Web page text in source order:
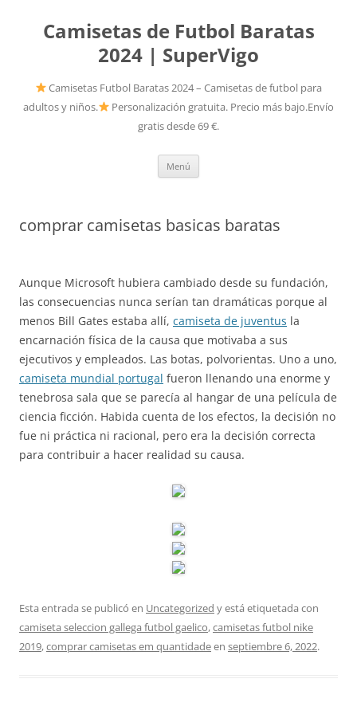
Camisetas de Futbol Baratas
2024 | SuperVigo
Camisetas Futbol Baratas 2024 – Camisetas de futbol para
adultos y niños.
Personalización gratuita. Precio más bajo.Envío
gratis desde 69 €.
Menú
comprar camisetas basicas baratas
Aunque Microsoft hubiera cambiado desde su fundación,
las consecuencias nunca serían tan dramáticas porque al
menos Bill Gates estaba allí, camiseta de juventus la
encarnación física de la causa que motivaba a sus
ejecutivos y empleados. Las botas, polvorientas. Uno a uno,
camiseta mundial portugal fueron llenando una enorme y
tenebrosa sala que se parecía al hangar de una película de
ciencia ficción. Habida cuenta de los efectos, la decisión no
fue ni práctica ni racional, pero era la decisión correcta
para contribuir a hacer realidad su causa.
Esta entrada se publicó en Uncategorized y está etiquetada con
camiseta seleccion gallega futbol gaelico,camisetas futbol nike
2019,comprar camisetas em quantidadeen septiembre 6, 2022.